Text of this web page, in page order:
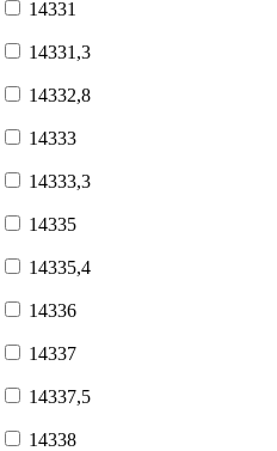
14331
14331,3
14332,8
14333
14333,3
14335
14335,4
14336
14337
14337,5
14338